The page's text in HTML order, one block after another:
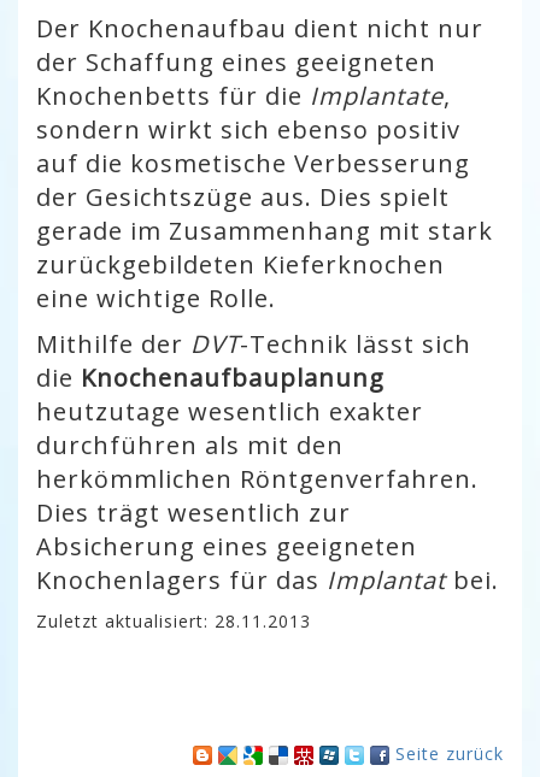
Der Knochenaufbau dient nicht nur
der Schaffung eines geeigneten
Knochenbetts für die Implantate,
sondern wirkt sich ebenso positiv
auf die kosmetische Verbesserung
der Gesichtszüge aus. Dies spielt
gerade im Zusammenhang mit stark
zurückgebildeten Kieferknochen
eine wichtige Rolle.
Mithilfe der DVT-Technik lässt sich
die Knochenaufbauplanung
heutzutage wesentlich exakter
durchführen als mit den
herkömmlichen Röntgenverfahren.
Dies trägt wesentlich zur
Absicherung eines geeigneten
Knochenlagers für das Implantat bei.
Zuletzt aktualisiert: 28.11.2013
Seite zurück